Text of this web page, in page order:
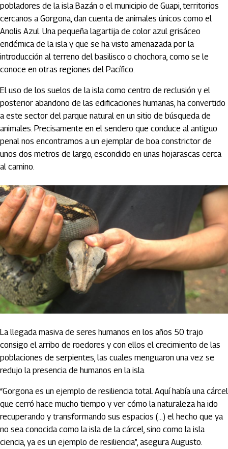
pobladores de la isla Bazán o el municipio de Guapi, territorios
cercanos a Gorgona, dan cuenta de animales únicos como el
Anolis Azul. Una pequeña lagartija de color azul grisáceo
endémica de la isla y que se ha visto amenazada por la
introducción al terreno del basilisco o chochora, como se le
conoce en otras regiones del Pacífico.
El uso de los suelos de la isla como centro de reclusión y el
posterior abandono de las edificaciones humanas, ha convertido
a este sector del parque natural en un sitio de búsqueda de
animales. Precisamente en el sendero que conduce al antiguo
penal nos encontramos a un ejemplar de boa constrictor de
unos dos metros de largo, escondido en unas hojarascas cerca
al camino.
La llegada masiva de seres humanos en los años 50 trajo
consigo el arribo de roedores y con ellos el crecimiento de las
poblaciones de serpientes, las cuales menguaron una vez se
redujo la presencia de humanos en la isla.
“Gorgona es un ejemplo de resiliencia total. Aquí había una cárcel
que cerró hace mucho tiempo y ver cómo la naturaleza ha ido
recuperando y transformando sus espacios (…) el hecho que ya
no sea conocida como la isla de la cárcel, sino como la isla
ciencia, ya es un ejemplo de resiliencia”, asegura Augusto.